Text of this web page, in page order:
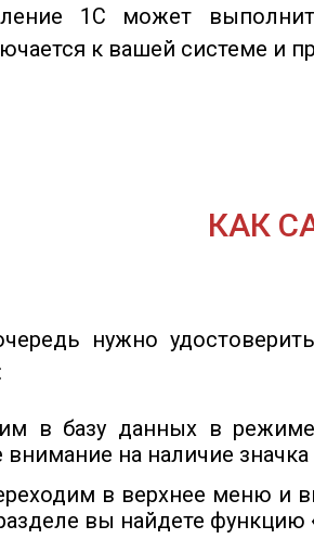
1С может
к вашей системе и
КАК
нужно
в базу данных в
внимание на наличие
в верхнее меню и
вы найдете функцию